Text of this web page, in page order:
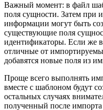
Важный момент: в файл
поля сущности. Затем при
информации могут быть
существующие поля
идентификаторы. Если же
отличные от
добавятся новые поля из
Проще всего выполнять
вместе с шаблоном будут
остальных случаях
полученный после